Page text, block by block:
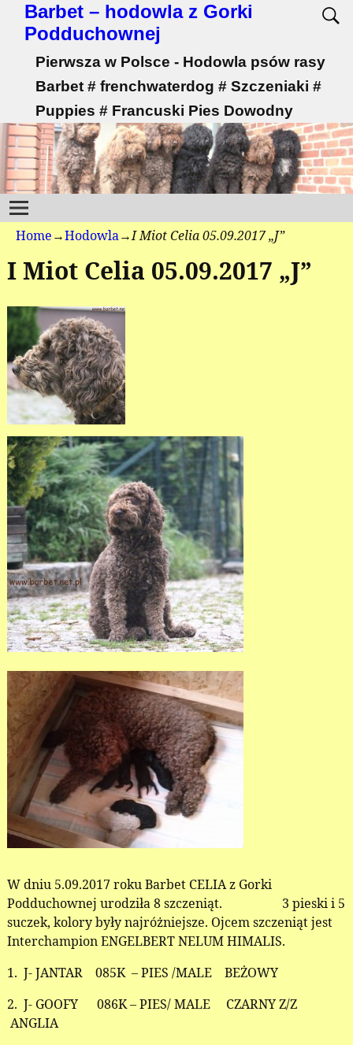
Barbet – hodowla z Gorki
Podduchownej
Pierwsza w Polsce - Hodowla psów rasy
Barbet # frenchwaterdog # Szczeniaki #
Puppies # Francuski Pies Dowodny
Home→Hodowla→I Miot Celia 05.09.2017 „J”
I Miot Celia 05.09.2017 „J”
W dniu 5.09.2017 roku Barbet CELIA z Gorki
Podduchownej urodziła 8 szczeniąt. 3 pieski i 5
suczek, kolory były najróżniejsze. Ojcem szczeniąt jest
Interchampion ENGELBERT NELUM HIMALIS.
1. J- JANTAR 085K – PIES /MALE BEŻOWY
2. J- GOOFY 086K – PIES/ MALE CZARNY Z/Z
ANGLIA